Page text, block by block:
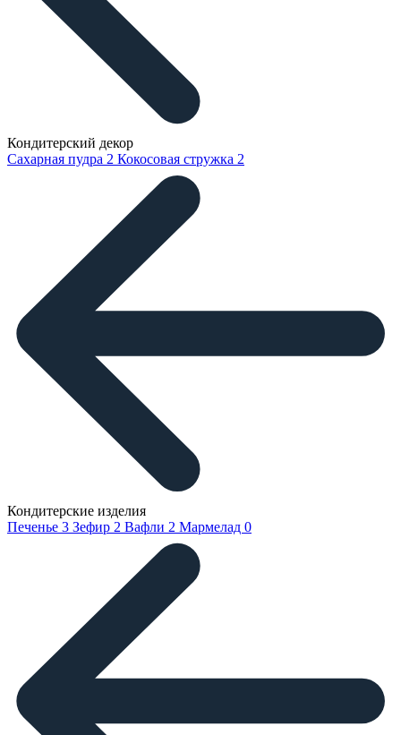
Кондитерский декор
Сахарная пудра 2 Кокосовая стружка 2
Кондитерские изделия
Печенье 3 Зефир 2 Вафли 2 Мармелад 0